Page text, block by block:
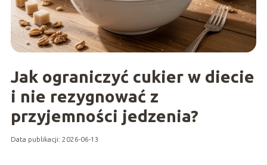
Jak ograniczyć cukier w diecie
i nie rezygnować z
przyjemności jedzenia?
Data publikacji: 2026-06-13